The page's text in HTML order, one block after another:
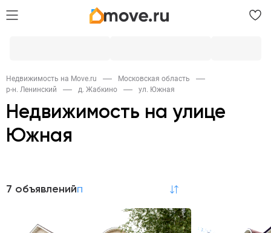
Недвижимость на Move.ru
Московская область
р-н. Ленинский
д. Жабкино ул. Южная
Недвижимость на улице
Южная
7 объявлений